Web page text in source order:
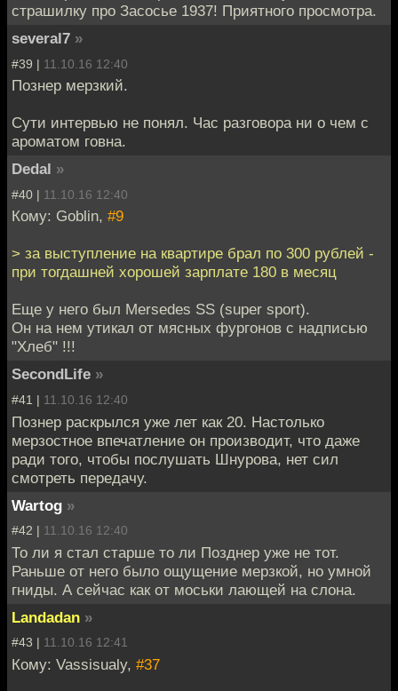
страшилку про Засосье 1937! Приятного просмотра.
several7 »
#39 | 11.10.16 12:40
Познер мерзкий.
Сути интервью не понял. Час разговора ни о чем с
ароматом говна.
Dedal »
#40 | 11.10.16 12:40
Кому: Goblin, #9
> за выступление на квартире брал по 300 рублей -
при тогдашней хорошей зарплате 180 в месяц
Еще у него был Mersedes SS (super sport).
Он на нем утикал от мясных фургонов с надписью
"Хлеб" !!!
SecondLife »
#41 | 11.10.16 12:40
Познер раскрылся уже лет как 20. Настолько
мерзостное впечатление он производит, что даже
ради того, чтобы послушать Шнурова, нет сил
смотреть передачу.
Wartog »
#42 | 11.10.16 12:40
То ли я стал старше то ли Позднер уже не тот.
Раньше от него было ощущение мерзкой, но умной
гниды. А сейчас как от моськи лающей на слона.
Landadan »
#43 | 11.10.16 12:41
Кому: Vassisualy, #37